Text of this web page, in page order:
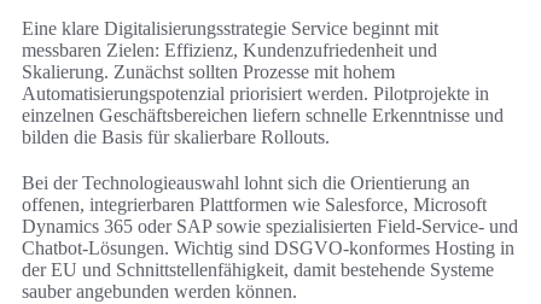
Eine klare Digitalisierungsstrategie Service beginnt mit
messbaren Zielen: Effizienz, Kundenzufriedenheit und
Skalierung. Zunächst sollten Prozesse mit hohem
Automatisierungspotenzial priorisiert werden. Pilotprojekte in
einzelnen Geschäftsbereichen liefern schnelle Erkenntnisse und
bilden die Basis für skalierbare Rollouts.
Bei der Technologieauswahl lohnt sich die Orientierung an
offenen, integrierbaren Plattformen wie Salesforce, Microsoft
Dynamics 365 oder SAP sowie spezialisierten Field-Service- und
Chatbot-Lösungen. Wichtig sind DSGVO-konformes Hosting in
der EU und Schnittstellenfähigkeit, damit bestehende Systeme
sauber angebunden werden können.